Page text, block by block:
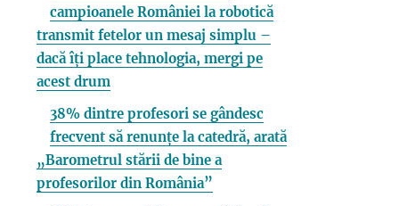
campioanele României la robotică
transmit fetelor un mesaj simplu –
dacă îți place tehnologia, mergi pe
acest drum
38% dintre profesori se gândesc
frecvent să renunțe la catedră, arată
„Barometrul stării de bine a
profesorilor din România”